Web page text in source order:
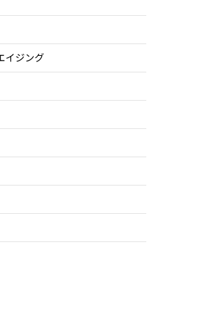
イジング